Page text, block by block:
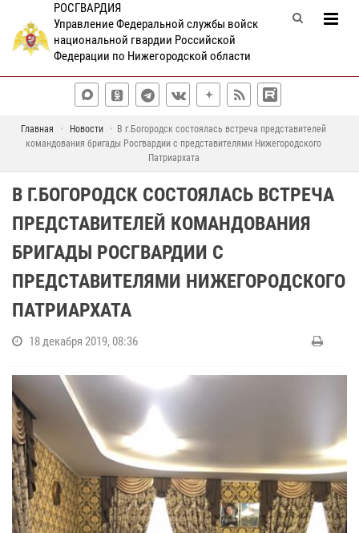
РОСГВАРДИЯ
Управление Федеральной службы войск
национальной гвардии Российской
Федерации по Нижегородской области
Главная Новости
В г.Богородск состоялась встреча представителей
командования бригады Росгвардии с представителями Нижегородского
Патриархата
В Г.БОГОРОДСК СОСТОЯЛАСЬ ВСТРЕЧА
ПРЕДСТАВИТЕЛЕЙ КОМАНДОВАНИЯ
БРИГАДЫ РОСГВАРДИИ С
ПРЕДСТАВИТЕЛЯМИ НИЖЕГОРОДСКОГО
ПАТРИАРХАТА
18 декабря 2019, 08:36